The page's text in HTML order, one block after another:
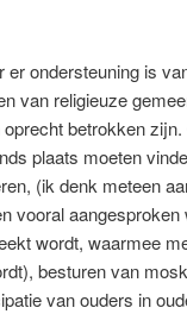
ondersteuning is
van religieuze
betrokken
plaats moeten
(ik denk meteen
vooral aangesproken
wordt, waarmee
besturen van
van ouders in